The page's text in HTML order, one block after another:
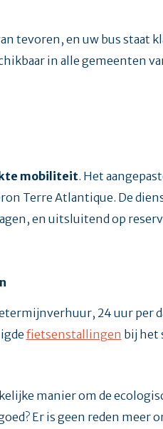
tevoren, en uw bus staat
in alle gemeenten
mobiliteit. Het
Terre Atlantique. De
en uitsluitend op
24 uur per
fietsenstallingen bij het
manier om de
Er is geen reden meer